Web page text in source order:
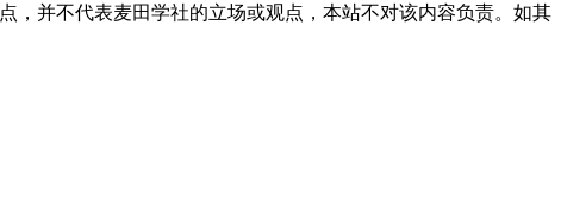
，并不代表麦田学社的立场或观点，本站不对该内容负责。如其